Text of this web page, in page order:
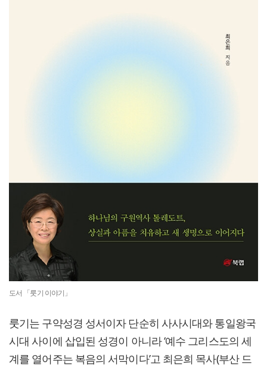
도서 「룻기 이야기」
룻기는 구약성경 성서이자 단순히 사사시대와 통일왕국
시대 사이에 삽입된 성경이 아니라 ‘예수 그리스도의 세
계를 열어주는 복음의 서막이다’고 최은희 목사(부산 드